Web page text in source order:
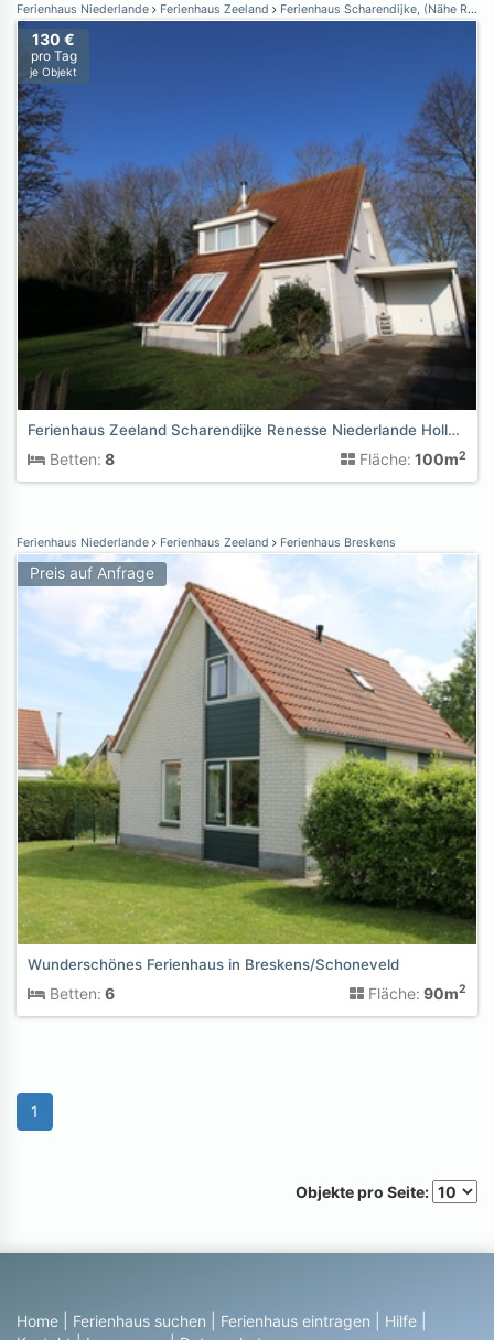
Ferienhaus Niederlande Ferienhaus Zeeland Ferienhaus Scharendijke, (Nähe Renesse)
130 €
pro Tag
je Objekt
Ferienhaus Zeeland Scharendijke Renesse Niederlande Holland
Betten: 8 Fläche: 100m2
Ferienhaus Niederlande Ferienhaus Zeeland Ferienhaus Breskens
Preis auf Anfrage
Wunderschönes Ferienhaus in Breskens/Schoneveld
Betten: 6 Fläche: 90m2
1
Objekte pro Seite:
Home Ferienhaus suchen Ferienhaus eintragen Hilfe